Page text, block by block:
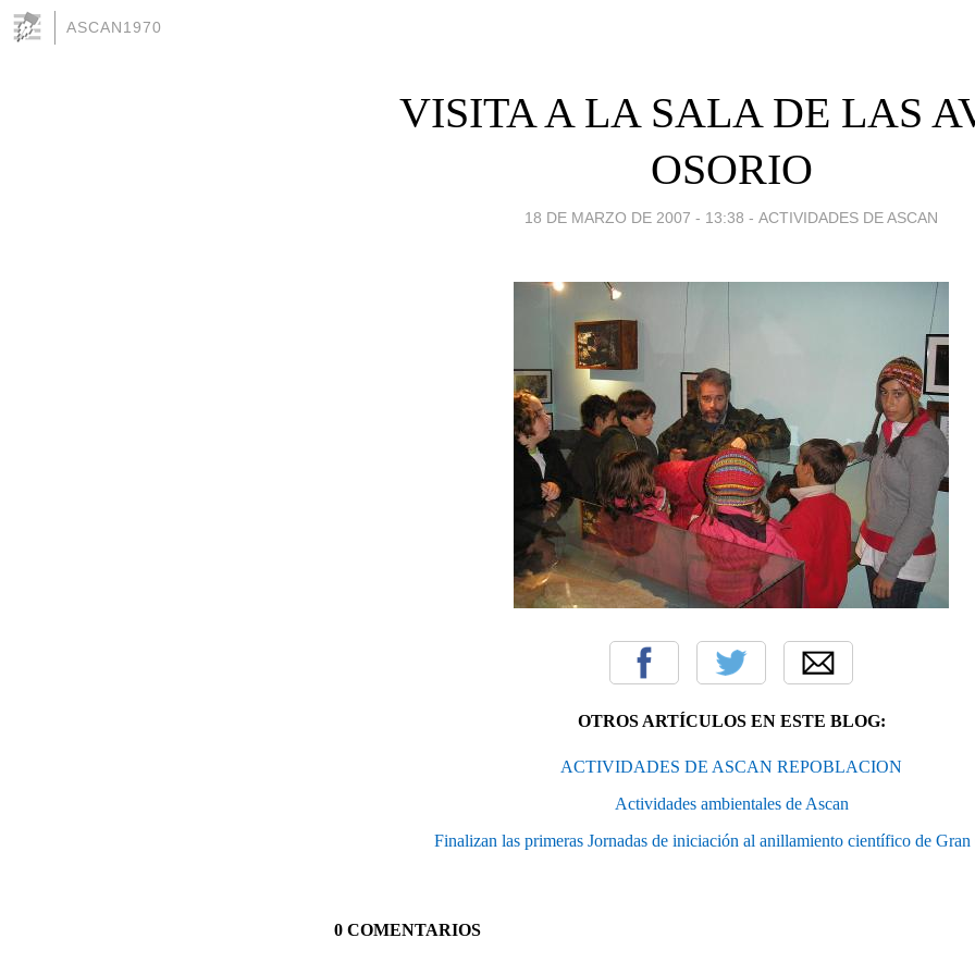
ASCAN1970
VISITA A LA SALA DE LAS
OSORIO
18 DE MARZO DE 2007 - 13:38 - ACTIVIDADES DE ASCAN
OTROS ARTÍCULOS EN ESTE BLOG:
ACTIVIDADES DE ASCAN REPOBLACION
Actividades ambientales de Ascan
Finalizan las primeras Jornadas de iniciación al anillamiento científico de Gran
0 COMENTARIOS